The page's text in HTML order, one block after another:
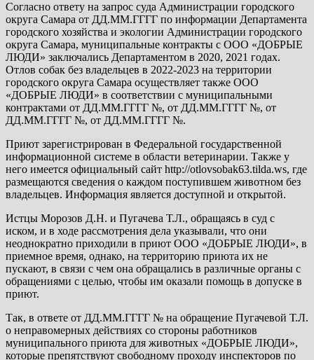
Согласно ответу на запрос суда Администрации городского
округа Самара от ДД.ММ.ГГГГ по информации Департамента
городского хозяйства и экологии Администрации городского
округа Самара, муниципальные контракты с ООО «ДОБРЫЕ
ЛЮДИ» заключались Департаментом в 2020, 2021 годах.
Отлов собак без владельцев в 2022-2023 на территории
городского округа Самара осуществляет также ООО
«ДОБРЫЕ ЛЮДИ» в соответствии с муниципальными
контрактами от ДД.ММ.ГГГГ №, от ДД.ММ.ГГГГ №, от
ДД.ММ.ГГГГ №, от ДД.ММ.ГГГГ №.
Приют зарегистрирован в Федеральной государственной
информационной системе в области ветеринарии. Также у
него имеется официальный сайт http://otlovsobak63.tilda.ws, где
размещаются сведения о каждом поступившем животном без
владельцев. Информация является доступной и открытой.
Истцы Морозов Д.Н. и Пугачева Т.Л., обращаясь в суд с
иском, и в ходе рассмотрения дела указывали, что они
неоднократно приходили в приют ООО «ДОБРЫЕ ЛЮДИ», в
приемное время, однако, на территорию приюта их не
пускают, в связи с чем она обращались в различные органы с
обращениями с целью, чтобы им оказали помощь в допуске в
приют.
Так, в ответе от ДД.ММ.ГГГГ № на обращение Пугачевой Т.Л.
о неправомерных действиях со стороны работников
муниципального приюта для животных «ДОБРЫЕ ЛЮДИ»,
которые препятствуют свободному проходу инспекторов по